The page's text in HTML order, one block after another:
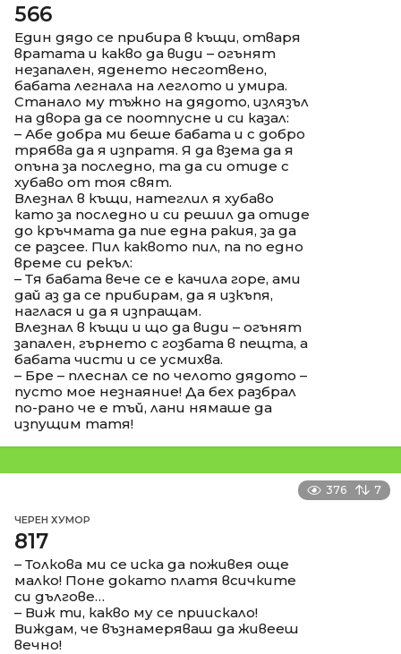
566
Един дядо се прибира в къщи, отваря
вратата и какво да види – огънят
незапален, яденето несготвено,
бабата легнала на леглото и умира.
Станало му тъжно на дядото, излязъл
на двора да се поотпусне и си казал:
– Абе добра ми беше бабата и с добро
трябва да я изпратя. Я да взема да я
опъна за последно, та да си отиде с
хубаво от тоя свят.
Влезнал в къщи, натеглил я хубаво
като за последно и си решил да отиде
до кръчмата да пие една ракия, за да
се разсее. Пил каквото пил, па по едно
време си рекъл:
– Тя бабата вече се е качила горе, ами
дай аз да се прибирам, да я изкъпя,
наглася и да я изпращам.
Влезнал в къщи и що да види – огънят
запален, гърнето с гозбата в пещта, а
бабата чисти и се усмихва.
– Бре – плеснал се по челото дядото –
пусто мое незнаяние! Да бех разбрал
по-рано че е тъй, лани нямаше да
изпущим татя!
376 7
ЧЕРЕН ХУМОР
817
– Толкова ми се иска да поживея още
малко! Поне докато платя всичките
си дългове…
– Виж ти, какво му се приискало!
Виждам, че възнамеряваш да живееш
вечно!